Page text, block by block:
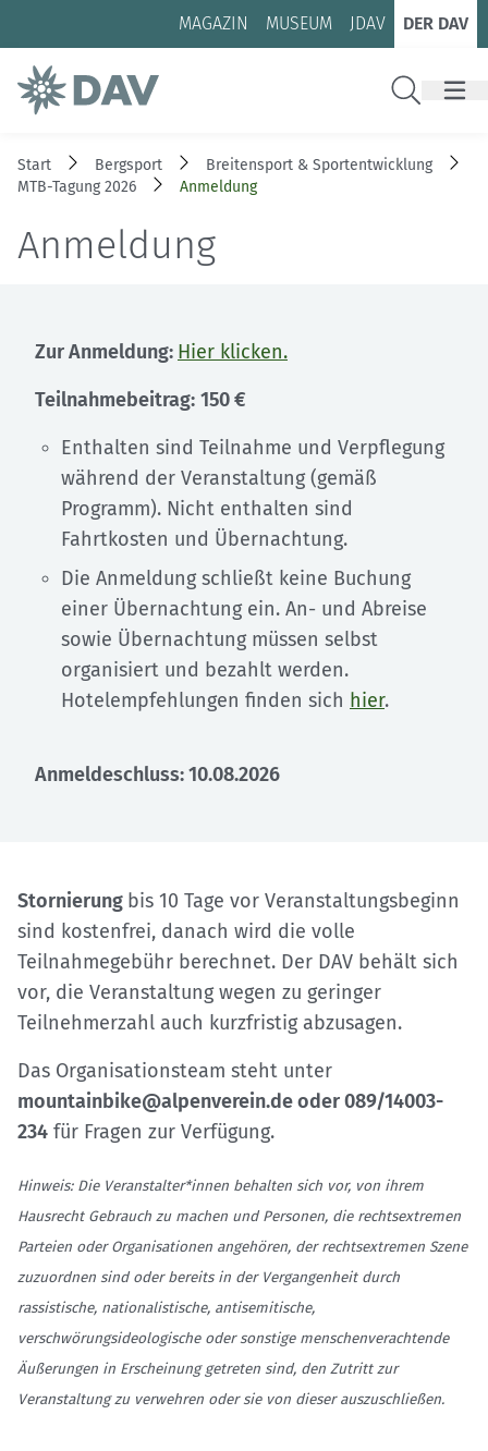
Zum Inhalt
Zur Footer-Navigation
MAGAZIN MUSEUM JDAV DER DAV
Start Bergsport
Breitensport & Sportentwicklung
MTB-Tagung 2026
Anmeldung
Anmeldung
Zur Anmeldung: Hier klicken.
Teilnahmebeitrag: 150 €
Enthalten sind Teilnahme und Verpflegung
während der Veranstaltung (gemäß
Programm). Nicht enthalten sind
Fahrtkosten und Übernachtung.
Die Anmeldung schließt keine Buchung
einer Übernachtung ein. An- und Abreise
sowie Übernachtung müssen selbst
organisiert und bezahlt werden.
Hotelempfehlungen finden sich hier.
Anmeldeschluss: 10.08.2026
Stornierung bis 10 Tage vor Veranstaltungsbeginn
sind kostenfrei, danach wird die volle
Teilnahmegebühr berechnet. Der DAV behält sich
vor, die Veranstaltung wegen zu geringer
Teilnehmerzahl auch kurzfristig abzusagen.
Das Organisationsteam steht unter
mountainbike@alpenverein.de oder 089/14003-
234 für Fragen zur Verfügung.
Hinweis: Die Veranstalter*innen behalten sich vor, von ihrem
Hausrecht Gebrauch zu machen und Personen, die rechtsextremen
Parteien oder Organisationen angehören, der rechtsextremen Szene
zuzuordnen sind oder bereits in der Vergangenheit durch
rassistische, nationalistische, antisemitische,
verschwörungsideologische oder sonstige menschenverachtende
Äußerungen in Erscheinung getreten sind, den Zutritt zur
Veranstaltung zu verwehren oder sie von dieser auszuschließen.